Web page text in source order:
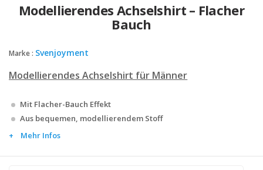
Modellierendes Achselshirt – Flacher
Bauch
Marke : Svenjoyment
Modellierendes Achselshirt für Männer
Mit Flacher-Bauch Effekt
Aus bequemen, modellierendem Stoff
Mehr Infos